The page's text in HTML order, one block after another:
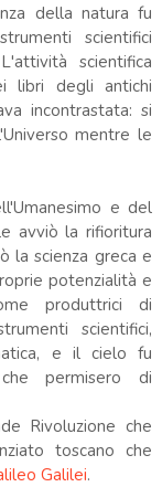
della natura fu
scientifici
scientifica
libri degli antichi
incontrastata: si
mentre le
e del
avviò la rifioritura
la scienza greca e
potenzialità e
produttrici di
scientifici,
e il cielo fu
permisero di
Rivoluzione che
toscano che
Galilei.